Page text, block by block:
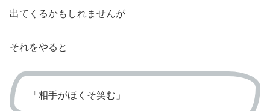
出てくるかもしれませんが
それをやると
「相手がほくそ笑む」